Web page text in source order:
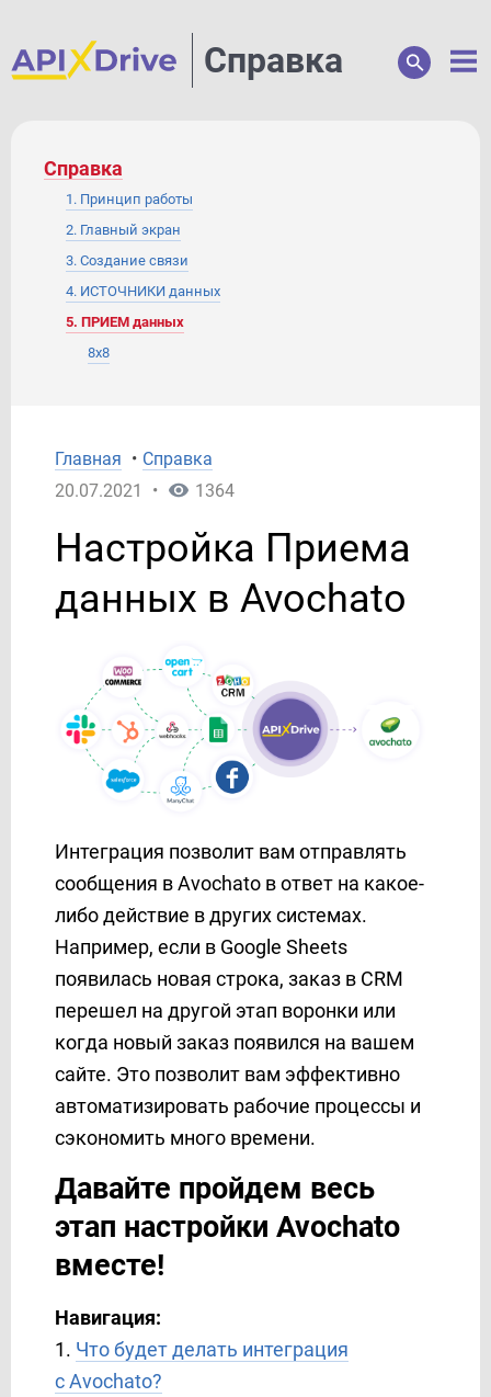
Справка
Справка
1. Принцип работы
2. Главный экран
3. Создание связи
4. ИСТОЧНИКИ данных
5. ПРИЕМ данных
8x8
Afilnet
AirTable
AlphaSMS
Amazon DynamoDB
Amazon Workmail
ANT-Logistics
AOL
APIFONICA
Apollo
AtomPark
Autopilot
Avochato
BulkGate
Campaign Monitor
ClickUp
Главная • Справка
20.07.2021
• 1364
Настройка Приема
данных в Avochato
Интеграция позволит вам отправлять
сообщения в Avochato в ответ на какое-
либо действие в других системах.
Например, если в Google Sheets
появилась новая строка, заказ в CRM
перешел на другой этап воронки или
когда новый заказ появился на вашем
сайте. Это позволит вам эффективно
автоматизировать рабочие процессы и
сэкономить много времени.
Давайте пройдем весь
этап настройки Avochato
вместе!
Навигация:
1. Что будет делать интеграция
с Avochato?